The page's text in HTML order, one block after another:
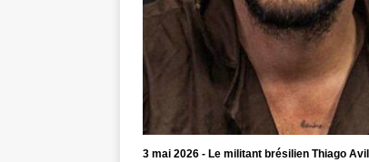
3 mai 2026 - Le militant brésilien Thiago